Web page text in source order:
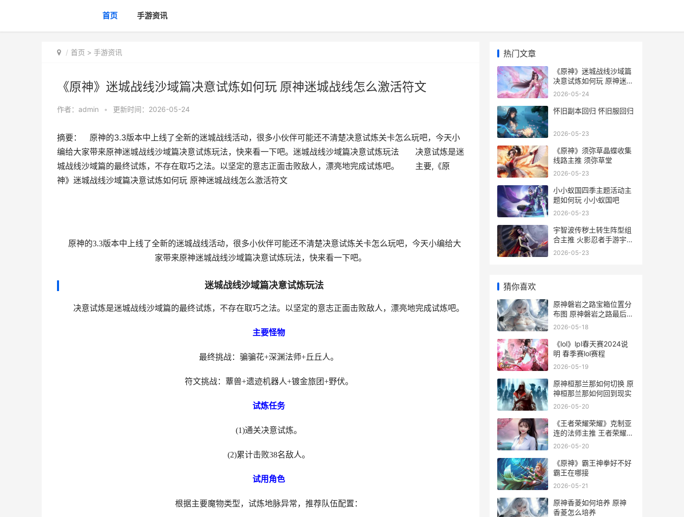
首页 手游资讯
首页 > 手游资讯
《原神》迷城战线沙域篇决意试炼如何玩 原神迷城战线怎么激活符文
作者： admin • 更新时间：2026-05-24
摘要： 原神的3.3版本中上线了全新的迷城战线活动，很多小伙伴可能还不清楚决意试炼关卡怎么玩吧，今天小
编给大家带来原神迷城战线沙域篇决意试炼玩法，快来看一下吧。迷城战线沙域篇决意试炼玩法 决意试炼是迷
城战线沙域篇的最终试炼，不存在取巧之法。以坚定的意志正面击败敌人，漂亮地完成试炼吧。 主要,《原
神》迷城战线沙域篇决意试炼如何玩 原神迷城战线怎么激活符文
原神的3.3版本中上线了全新的迷城战线活动，很多小伙伴可能还不清楚决意试炼关卡怎么玩吧，今天小编给大
家带来原神迷城战线沙域篇决意试炼玩法，快来看一下吧。
迷城战线沙域篇决意试炼玩法
决意试炼是迷城战线沙域篇的最终试炼，不存在取巧之法。以坚定的意志正面击败敌人，漂亮地完成试炼吧。
主要怪物
最终挑战：骗骗花+深渊法师+丘丘人。
符文挑战：蕈兽+遗迹机器人+镀金旅团+野伏。
试炼任务
(1)通关决意试炼。
(2)累计击败38名敌人。
试用角色
根据主要魔物类型，试炼地脉异常，推荐队伍配置：
热门文章
《原神》迷城战线沙域篇
决意试炼如何玩 原神迷城
战线怎么激活符文
2026-05-24
怀旧副本回归 怀旧服回归
2026-05-23
《原神》须弥草晶蝶收集
线路主推 须弥草堂
2026-05-23
小小蚁国四季主题活动主
题如何玩 小小蚁国吧
2026-05-23
宇智波传秽土转生阵型组
合主推 火影忍者手游宇智
波秽土转生
2026-05-23
猜你喜欢
原神磐岩之路宝箱位置分
布图 原神磐岩之路最后一
个宝箱
2026-05-18
《lol》lpl春天赛2024说
明 春季赛lol赛程
2026-05-19
原神桓那兰那如何切换 原
神桓那兰那如何回到现实
2026-05-20
《王者荣耀荣耀》克制亚
连的法师主推 王者荣耀荣
耀之章命运篇免费观看完
2026-05-20
《原神》霸王神拳好不好
霸王在哪接
2026-05-21
原神香菱如何培养 原神
香菱怎么培养